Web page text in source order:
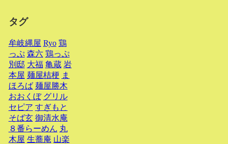
タグ
牟岐縄屋 Ryo 鶏
っぷ 森六 鶏っぷ
別邸 大福 亀蔵 岩
本屋 麺屋桔梗 ま
ほろば 麺屋勝木
おおくぼ グリル
セピア すぎもと
そば玄 御清水庵
８番らーめん 丸
木屋 生蕎庵 山楽